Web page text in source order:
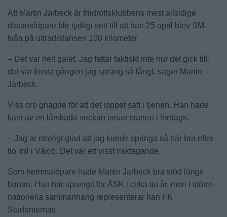
Att Martin Jarbeck är friidrottsklubbens mest allsidige
distanslöpare blir tydligt sett till att han 25 april blev SM-
tvåa på ultradistansen 100 kilometer.
– Det var helt galet. Jag fattar faktiskt inte hur det gick till,
det var första gången jag sprang så långt, säger Martin
Jarbeck.
Viss oro gnagde för att det loppet satt i benen. Han hade
känt av en lårskada veckan innan starten i lördags.
– Jag är otroligt glad att jag kunde springa så här bra efter
tio mil i Växjö. Det var ett visst risktagande.
Som hemmalöpare hade Martin Jarbeck bra stöd längs
banan. Han har sprungit för ÅSK i cirka tio år, men i större
nationella sammanhang representerar han FK
Studenternas.